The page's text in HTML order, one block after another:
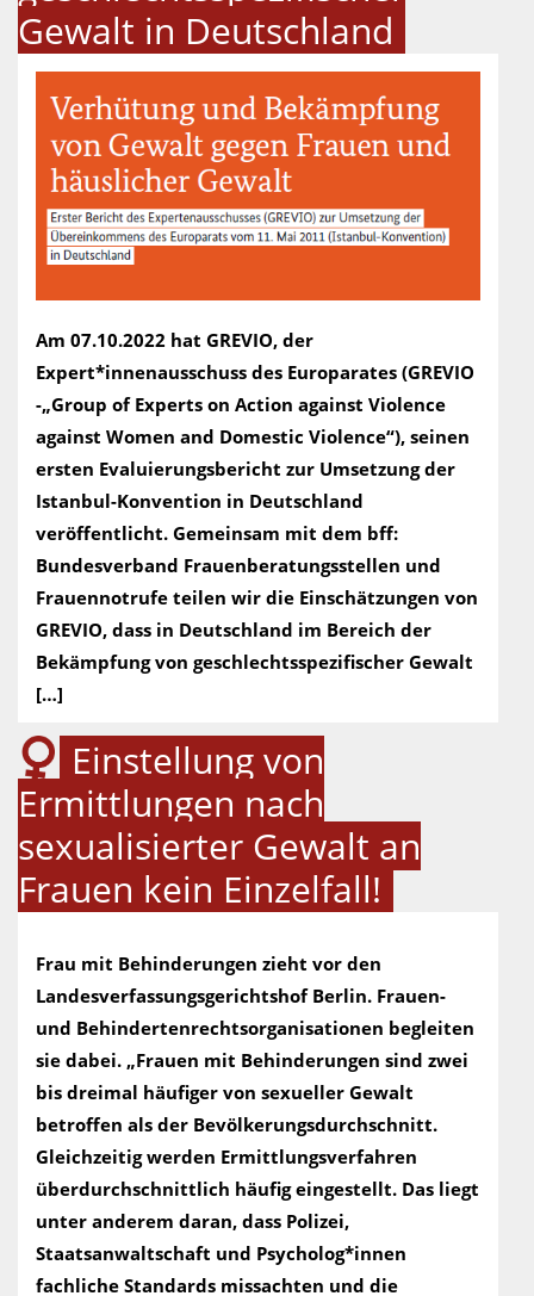
Gewalt in Deutschland
Am 07.10.2022 hat GREVIO, der
Expert*innenausschuss des Europarates (GREVIO
-„Group of Experts on Action against Violence
against Women and Domestic Violence“), seinen
ersten Evaluierungsbericht zur Umsetzung der
Istanbul-Konvention in Deutschland
veröffentlicht. Gemeinsam mit dem bff:
Bundesverband Frauenberatungsstellen und
Frauennotrufe teilen wir die Einschätzungen von
GREVIO, dass in Deutschland im Bereich der
Bekämpfung von geschlechtsspezifischer Gewalt
[…]
Einstellung von
Ermittlungen nach
sexualisierter Gewalt an
Frauen kein Einzelfall!
Frau mit Behinderungen zieht vor den
Landesverfassungsgerichtshof Berlin. Frauen-
und Behindertenrechtsorganisationen begleiten
sie dabei. „Frauen mit Behinderungen sind zwei
bis dreimal häufiger von sexueller Gewalt
betroffen als der Bevölkerungsdurchschnitt.
Gleichzeitig werden Ermittlungsverfahren
überdurchschnittlich häufig eingestellt. Das liegt
unter anderem daran, dass Polizei,
Staatsanwaltschaft und Psycholog*innen
fachliche Standards missachten und die